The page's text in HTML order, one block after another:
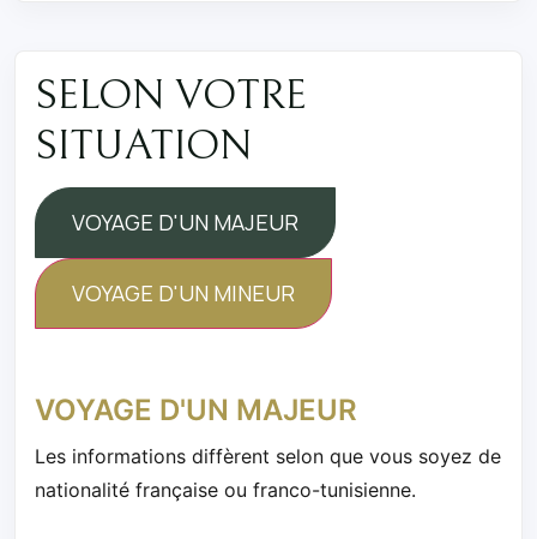
SELON VOTRE
SITUATION
VOYAGE D'UN MAJEUR
VOYAGE D'UN MINEUR
VOYAGE D'UN MAJEUR
Les informations diffèrent selon que vous soyez de
nationalité française ou franco-tunisienne.